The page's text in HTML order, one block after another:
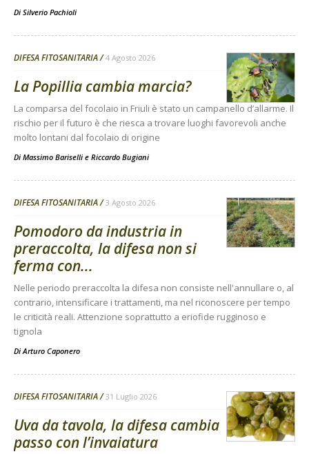
Di Silverio Pachioli
DIFESA FITOSANITARIA 4 Agosto 2026
La Popillia cambia marcia?
La comparsa del focolaio in Friuli è stato un campanello d’allarme. Il
rischio per il futuro è che riesca a trovare luoghi favorevoli anche
molto lontani dal focolaio di origine
Di Massimo Bariselli e Riccardo Bugiani
DIFESA FITOSANITARIA 3 Agosto 2026
Pomodoro da industria in
preraccolta, la difesa non si
ferma con...
Nelle periodo preraccolta la difesa non consiste nell'annullare o, al
contrario, intensificare i trattamenti, ma nel riconoscere per tempo
le criticità reali. Attenzione soprattutto a eriofide rugginoso e
tignola
DiArturo Caponero
DIFESA FITOSANITARIA 31 Luglio 2026
Uva da tavola, la difesa cambia
passo con l’invaiatura